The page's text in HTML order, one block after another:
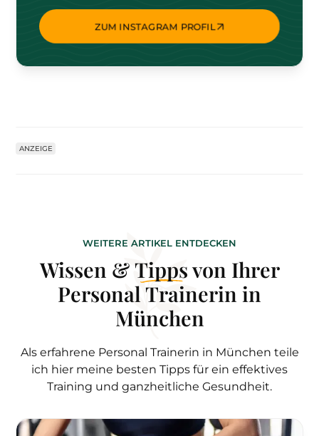
ZUM INSTAGRAM PROFIL
ANZEIGE
WEITERE ARTIKEL ENTDECKEN
Wissen &Tippsvon Ihrer
Personal Trainerin in
München
Als erfahrene Personal Trainerin in München teile
ich hier meine besten Tipps für ein effektives
Training und ganzheitliche Gesundheit.